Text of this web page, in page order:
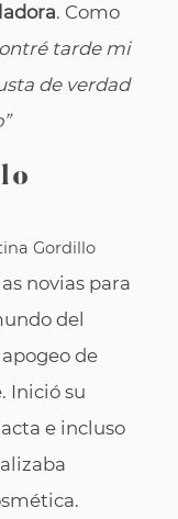
. Como
tarde mi
de verdad
Gordillo
novias para
del
de
Inició su
e incluso